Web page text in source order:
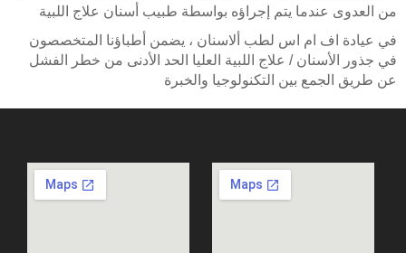
من العدوى عندما يتم إجراؤه بواسطة طبيب أسنان علاج اللبية
في جذور الأسنان / علاج اللبية العليا الحد الأدنى من خطر الفشل
عن طريق الجمع بين التكنولوجيا والخبرة